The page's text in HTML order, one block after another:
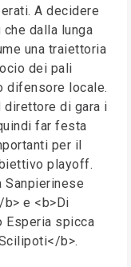
A decidere
dalla lunga
una traiettoria
dei pali
difensore locale.
di gara i
far festa
per il
playoff.
Sanpierinese
e <b>Di
Esperia spicca
b>.